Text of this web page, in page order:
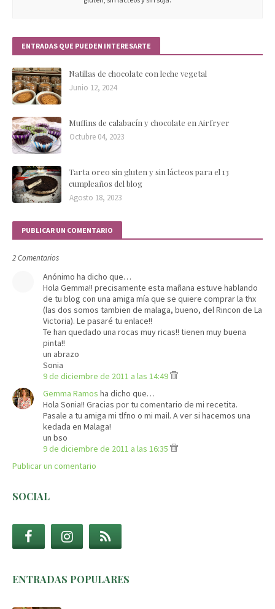
ENTRADAS QUE PUEDEN INTERESARTE
Natillas de chocolate con leche vegetal
Junio 12, 2024
Muffins de calabacín y chocolate en Airfryer
Octubre 04, 2023
Tarta oreo sin gluten y sin lácteos para el 13
cumpleaños del blog
Agosto 18, 2023
PUBLICAR UN COMENTARIO
2 Comentarios
Anónimo ha dicho que…
Hola Gemma!! precisamente esta mañana estuve hablando
de tu blog con una amiga mía que se quiere comprar la thx
(las dos somos tambien de malaga, bueno, del Rincon de La
Victoria). Le pasaré tu enlace!!
Te han quedado una rocas muy ricas!! tienen muy buena
pinta!!
un abrazo
Sonia
9 de diciembre de 2011 a las 14:49
Gemma Ramos ha dicho que…
Hola Sonia!! Gracias por tu comentario de mi recetita.
Pasale a tu amiga mi tlfno o mi mail. A ver si hacemos una
kedada en Malaga!
un bso
9 de diciembre de 2011 a las 16:35
Publicar un comentario
SOCIAL
ENTRADAS POPULARES